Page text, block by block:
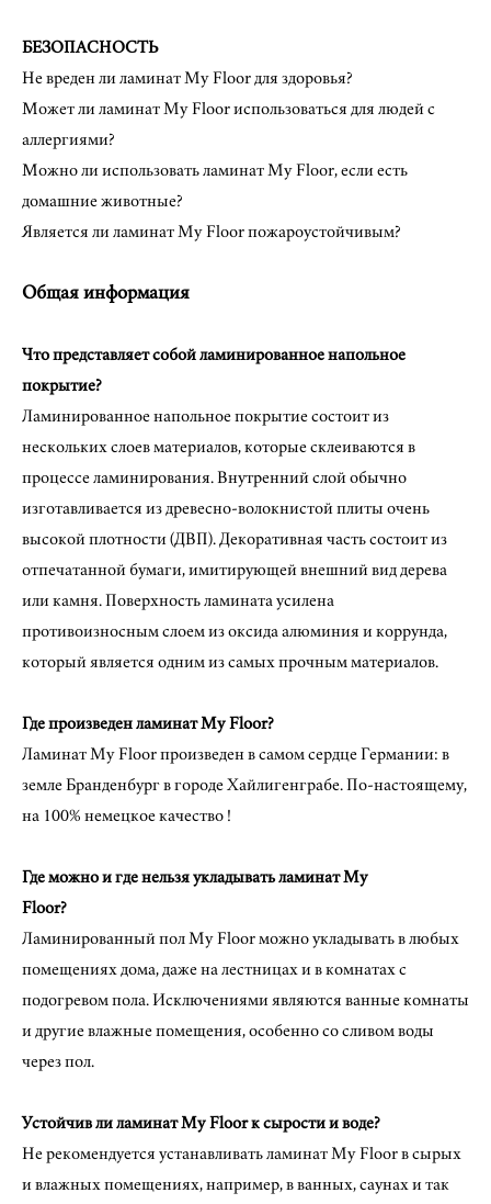
БЕЗОПАСНОСТЬ
Не вреден ли ламинат My Floor для здоровья?
Может ли ламинат My Floor использоваться для людей с
аллергиями?
Можно ли использовать ламинат My Floor, если есть
домашние животные?
Является ли ламинат My Floor пожароустойчивым?
Общая информация
Что представляет собой ламинированное напольное
покрытие?
Ламинированное напольное покрытие состоит из
нескольких слоев материалов, которые склеиваются в
процессе ламинирования. Внутренний слой обычно
изготавливается из древесно-волокнистой плиты очень
высокой плотности (ДВП). Декоративная часть состоит из
отпечатанной бумаги, имитирующей внешний вид дерева
или камня. Поверхность ламината усилена
противоизносным слоем из оксида алюминия и коррунда,
который является одним из самых прочным материалов.
Где произведен ламинат My Floor?
Ламинат My Floor произведен в самом сердце Германии: в
земле Бранденбург в городе Хайлигенграбе. По-настоящему,
на 100% немецкое качество !
Где можно и где нельзя укладывать ламинат My
Floor?
Ламинированный пол My Floor можно укладывать в любых
помещениях дома, даже на лестницах и в комнатах с
подогревом пола. Исключениями являются ванные комнаты
и другие влажные помещения, особенно со сливом воды
через пол.
Устойчив ли ламинат My Floor к сырости и воде?
Не рекомендуется устанавливать ламинат My Floor в сырых
и влажных помещениях, например, в ванных, саунах и так